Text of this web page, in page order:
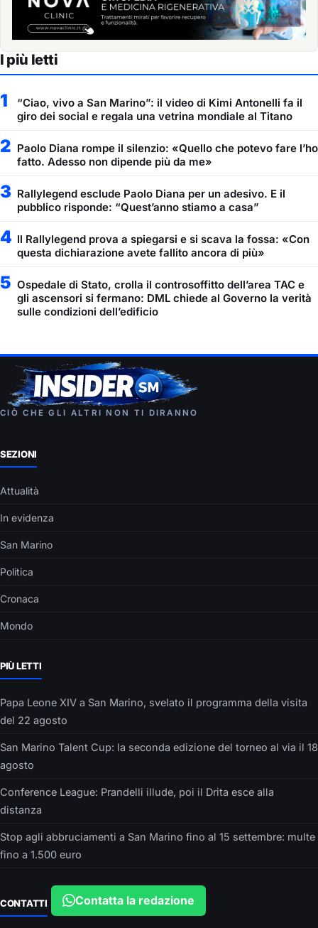
I più letti
1
“Ciao, vivo a San Marino”: il video di Kimi Antonelli fa il
giro dei social e regala una vetrina mondiale al Titano
2 Paolo Diana rompe il silenzio: «Quello che potevo fare l’ho
fatto. Adesso non dipende più da me»
3 Rallylegend esclude Paolo Diana per un adesivo. E il
pubblico risponde: “Quest’anno stiamo a casa”
4 Il Rallylegend prova a spiegarsi e si scava la fossa: «Con
questa dichiarazione avete fallito ancora di più»
5 Ospedale di Stato, crolla il controsoffitto dell’area TAC e
gli ascensori si fermano: DML chiede al Governo la verità
sulle condizioni dell’edificio
CIÒ CHE GLI ALTRI NON TI DIRANNO
SEZIONI
Attualità
In evidenza
San Marino
Politica
Cronaca
Mondo
PIÙ LETTI
Papa Leone XIV a San Marino, svelato il programma della visita
del 22 agosto
San Marino Talent Cup: la seconda edizione del torneo al via il 18
agosto
Conference League: Prandelli illude, poi il Drita esce alla
distanza
Stop agli abbruciamenti a San Marino fino al 15 settembre: multe
fino a 1.500 euro
CONTATTI Contatta la redazione